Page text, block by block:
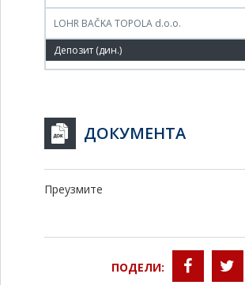
LOHR BAČKA TOPOLA d.o.o.
13,400,000 РСД
ДОКУМЕНТА
Преузмите
ПОДЕЛИ: